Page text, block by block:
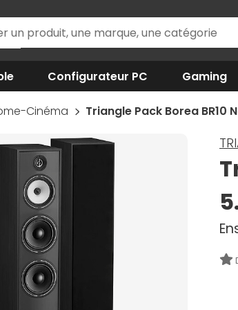
Configurateur PC Gaming
Cinéma Triangle Pack Borea BR10